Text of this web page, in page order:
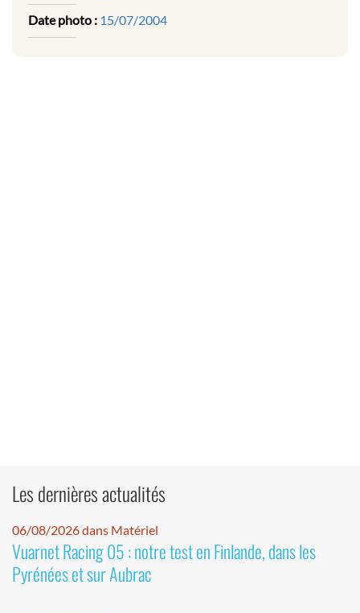
Date photo : 15/07/2004
Les dernières actualités
06/08/2026 dans Matériel
Vuarnet Racing 05 : notre test en Finlande, dans les
Pyrénées et sur Aubrac